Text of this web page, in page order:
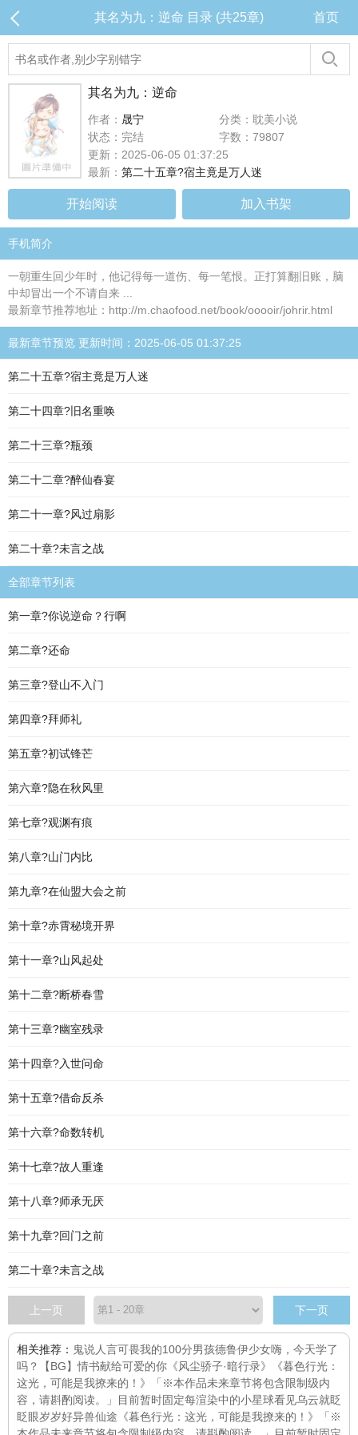
其名为九：逆命 目录 (共25章) 首页
其名为九：逆命
作者： 晟宁
分类：耽美小说
状态：完结
字数：79807
更新：2025-06-05 01:37:25
最新： 第二十五章?宿主竟是万人迷
开始阅读 加入书架
手机简介
一朝重生回少年时，他记得每一道伤、每一笔恨。正打算翻旧账，脑
中却冒出一个不请自来 ...
最新章节推荐地址：http://m.chaofood.net/book/ooooir/johrir.html
最新章节预览 更新时间：2025-06-05 01:37:25
第二十五章?宿主竟是万人迷
第二十四章?旧名重唤
第二十三章?瓶颈
第二十二章?醉仙春宴
第二十一章?风过扇影
第二十章?未言之战
全部章节列表
第一章?你说逆命？行啊
第二章?还命
第三章?登山不入门
第四章?拜师礼
第五章?初试锋芒
第六章?隐在秋风里
第七章?观渊有痕
第八章?山门内比
第九章?在仙盟大会之前
第十章?赤霄秘境开界
第十一章?山风起处
第十二章?断桥春雪
第十三章?幽室残录
第十四章?入世问命
第十五章?借命反杀
第十六章?命数转机
第十七章?故人重逢
第十八章?师承无厌
第十九章?回门之前
第二十章?未言之战
上一页 下一页
相关推荐： 鬼说人言可畏我的100分男孩德鲁伊少女嗨，今天学了
吗？
【BG】情书献给可爱的你 《风尘骄子·暗行录》
《暮色行光：
这光，可能是我撩来的！》「※本作品未来章节将包含限制级内
容，请斟酌阅读。」目前暂时固定每渲染中的小星球看见乌云就眨
眨眼岁岁好异兽仙途 《暮色行光：这光，可能是我撩来的！》「※